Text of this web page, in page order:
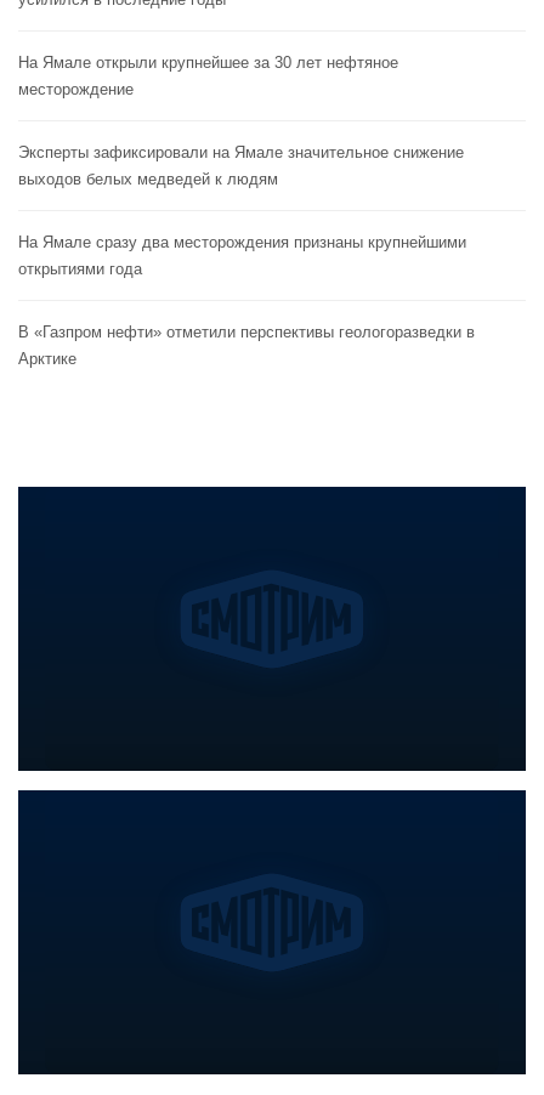
На Ямале открыли крупнейшее за 30 лет нефтяное
месторождение
Эксперты зафиксировали на Ямале значительное снижение
выходов белых медведей к людям
На Ямале сразу два месторождения признаны крупнейшими
открытиями года
В «Газпром нефти» отметили перспективы геологоразведки в
Арктике